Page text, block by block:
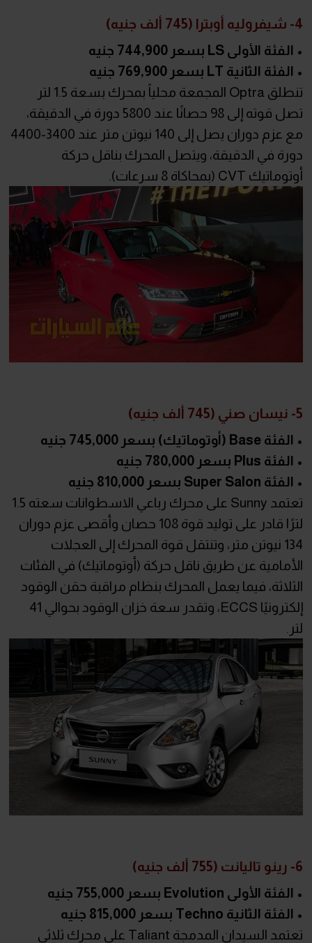
4- شيفروليه أوبترا (745 ألف جنيه)
• الفئة الأولى LS بسعر 744,900 جنيه
• الفئة الثانية LT بسعر 769,900 جنيه
تنطلق Optra المجمعة محلياً بمحرك بسعة 1.5 لتر
تصل قوته إلى 98 حصانًا عند 5800 دورة في الدقيقة،
مع عزم دوران يصل إلى 140 نيوتن متر عند 3400-4400
دورة في الدقيقة، ويتصل المحرك بناقل حركة
أوتوماتيك CVT (بمحاكاة 8 سرعات).
5- نيسان صني (745 ألف جنيه)
• الفئة Base (أوتوماتيك) بسعر 745,000 جنيه
• الفئة Plus بسعر 780,000 جنيه
• الفئة Super Salon بسعر 810,000 جنيه
تعتمد Sunny على محرك رباعي الاسطوانات سعته 1.5
لترًا قادر على توليد قوة 108 حصان وأقصى عزم دوران
134 نيوتن متر، وتنتقل قوة المحرك إلى العجلات
الأمامية عن طريق ناقل حركة (أوتوماتيك) في الفئات
الثلاثة، فيما يعمل المحرك بنظام مراقبة حقن الوقود
إلكترونيًا ECCS، وتقدر سعة خزان الوقود بحوالي 41
لتر.
6- رينو تاليانت (755 ألف جنيه)
• الفئة الأولى Evolution بسعر 755,000 جنيه
• الفئة الثانية Techno بسعر 815,000 جنيه
تعتمد السيدان المدمجة Taliant على محرك ثلاثي